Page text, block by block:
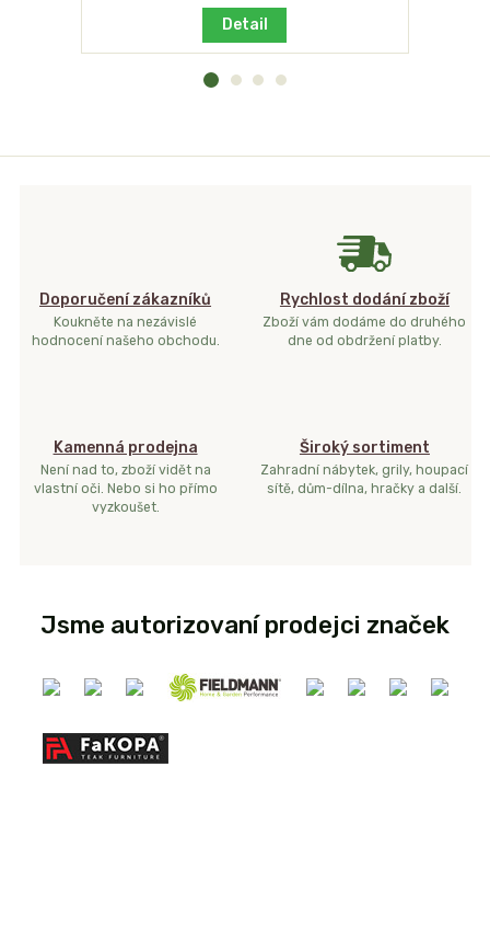
Detail
Doporučení zákazníků
Koukněte na nezávislé
hodnocení našeho obchodu.
Rychlost dodání zboží
Zboží vám dodáme do druhého
dne od obdržení platby.
Kamenná prodejna
Není nad to, zboží vidět na
vlastní oči. Nebo si ho přímo
vyzkoušet.
Široký sortiment
Zahradní nábytek, grily, houpací
sítě, dům-dílna, hračky a další.
Jsme autorizovaní prodejci značek